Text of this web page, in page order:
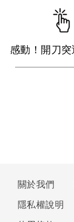
關於我們
隱私權說明